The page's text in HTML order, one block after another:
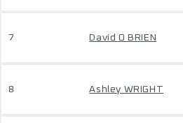
7 David O BRIEN
8 Ashley WRIGHT